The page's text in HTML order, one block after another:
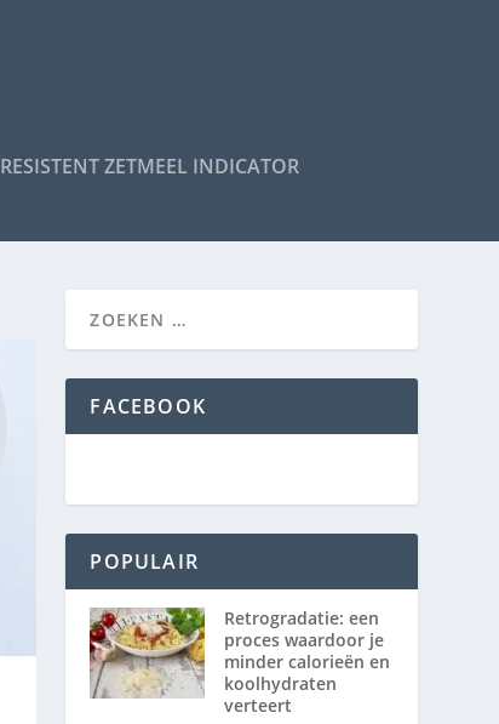
RESISTENT ZETMEEL INDICATOR
FACEBOOK
POPULAIR
Retrogradatie: een
proces waardoor je
minder calorieën en
koolhydraten
verteert